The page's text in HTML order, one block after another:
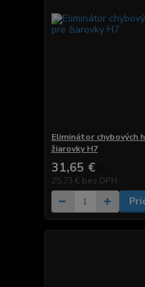
Eliminátor chybových
žiarovky H7
31,65 €
25,73 € bez DPH